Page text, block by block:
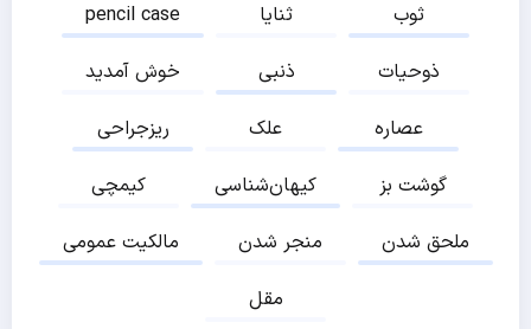
pencil case
ثنایا
ثوب
خوش آمدید
ذنبی
ذوحیات
ریزجراحی
علک
عصاره
کیمچی
کیهان‌شناسی
گوشت بز
مالکیت عمومی
منجر شدن
ملحق شدن
مقل